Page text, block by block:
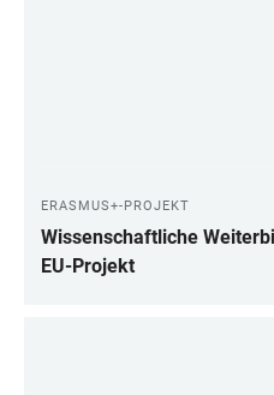
ERASMUS+-PROJEKT
Wissenschaftliche
EU-Projekt